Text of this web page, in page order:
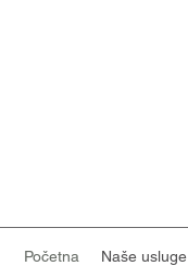
Početna Naše usluge